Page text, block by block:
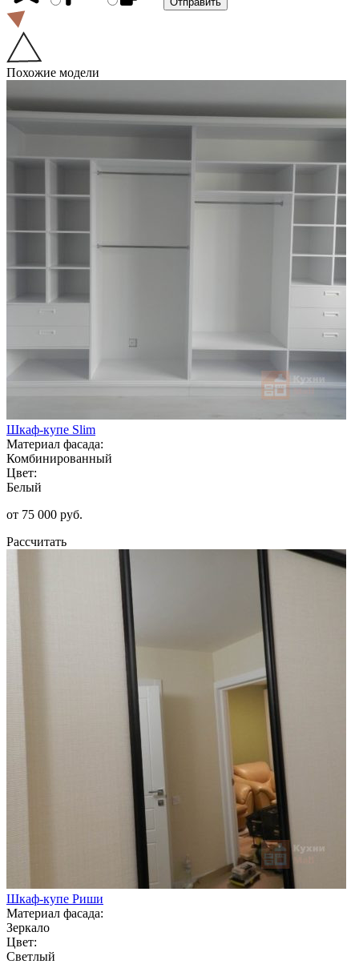
Похожие модели
Шкаф-купе Slim
Материал фасада:
Комбинированный
Цвет:
Белый
от 75 000 руб.
Рассчитать
Шкаф-купе Риши
Материал фасада:
Зеркало
Цвет:
Светлый